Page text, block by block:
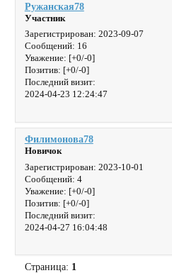
Ружанская78
Участник
Зарегистрирован: 2023-09-07
Сообщений: 16
Уважение: [+0/-0]
Позитив: [+0/-0]
Последний визит:
2024-04-23 12:24:47
Филимонова78
Новичок
Зарегистрирован: 2023-10-01
Сообщений: 4
Уважение: [+0/-0]
Позитив: [+0/-0]
Последний визит:
2024-04-27 16:04:48
Страница: 1